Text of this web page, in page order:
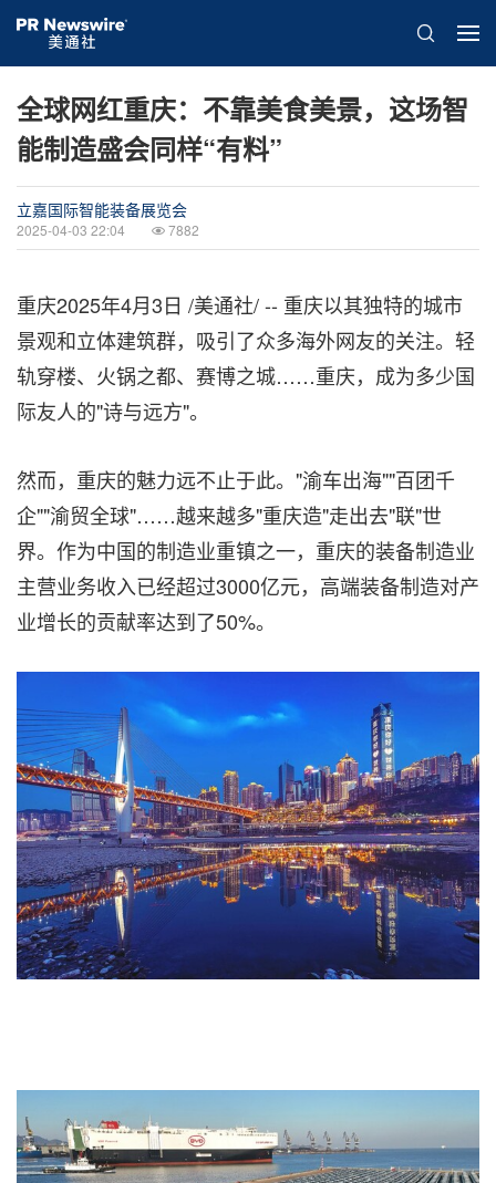
全球网红重庆：不靠美食美景，这场智
能制造盛会同样“有料”
立嘉国际智能装备展览会
2025-04-03 22:04 7882
重庆2025年4月3日 /美通社/ -- 重庆以其独特的城市
景观和立体建筑群，吸引了众多海外网友的关注。 轻
轨穿楼、火锅之都、赛博之城……重庆，成为多少国
际友人的"诗与远方"。
然而，重庆的魅力远不止于此。"渝车出海""百团千
企""渝贸全球"……越来越多"重庆造"走出去"联"世
界。作为中国的制造业重镇之一，重庆的装备制造业
主营业务收入已经超过3000亿元，高端装备制造对产
业增长的贡献率达到了50%。